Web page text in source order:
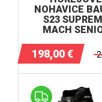
NOHAVICE
S23
MACH
198,00€